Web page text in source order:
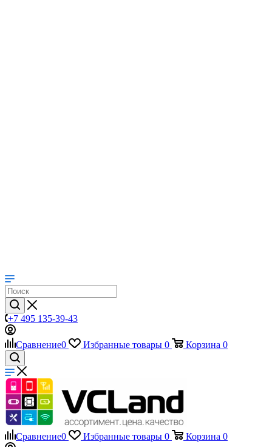
+7 495 135-39-43
Сравнение0 Избранные товары
Сравнение 0 Избранные товары